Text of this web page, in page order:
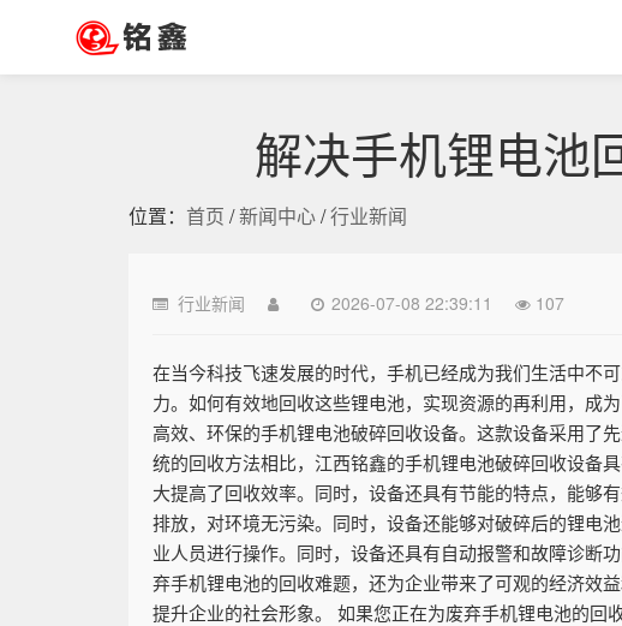
解决手机锂电池
位置： 首页 /新闻中心/行业新闻
行业新闻 2026-07-08 22:39:11 107
在当今科技飞速发展的时代，手机已经成为我们生活中不
力。如何有效地回收这些锂电池，实现资源的再利用，成
高效、环保的手机锂电池破碎回收设备。这款设备采用了
统的回收方法相比，江西铭鑫的手机锂电池破碎回收设备
大提高了回收效率。同时，设备还具有节能的特点，能够
排放，对环境无污染。同时，设备还能够对破碎后的锂电
业人员进行操作。同时，设备还具有自动报警和故障诊断
弃手机锂电池的回收难题，还为企业带来了可观的经济效
提升企业的社会形象。 如果您正在为废弃手机锂电池的